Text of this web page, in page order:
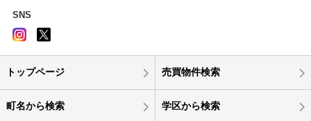
SNS
トップページ 売買物件検索
町名から検索 学区から検索